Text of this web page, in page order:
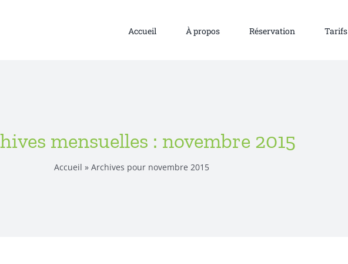
Accueil À propos Réservation Tarifs
mensuelles : novembre 2015
Accueil » Archives pour novembre 2015